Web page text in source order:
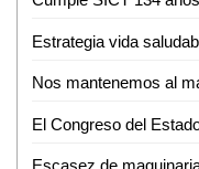
Estrategia vida